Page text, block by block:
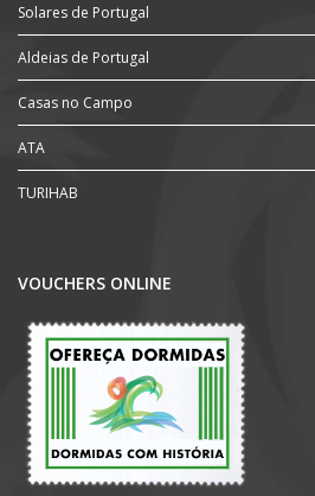
Solares de Portugal
Aldeias de Portugal
Casas no Campo
ATA
TURIHAB
VOUCHERS ONLINE